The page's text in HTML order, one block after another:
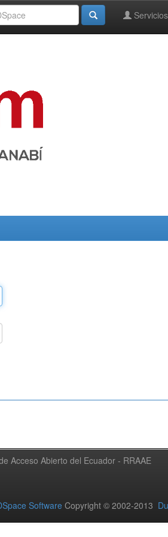
Servicios
Acceso Abierto del Ecuador - RRAAE
Software Copyright © 2002-2013